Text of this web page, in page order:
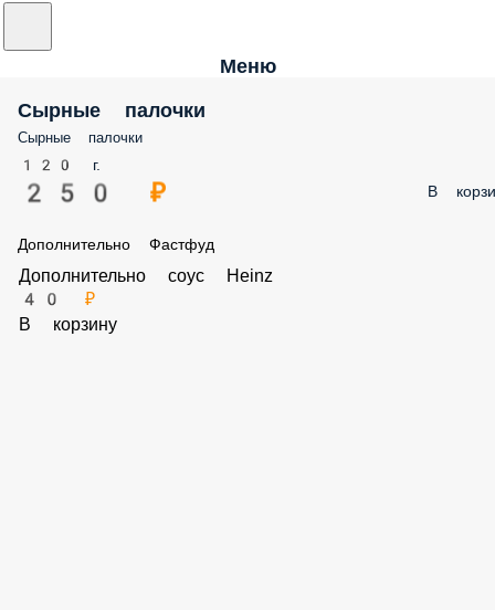
Меню
Сырные палочки
Сырные палочки
120 г.
250 ₽ В
Дополнительно Фастфуд
Дополнительно соус Heinz
40 ₽
В корзину